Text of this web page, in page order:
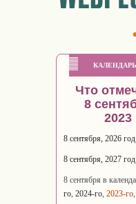
КАЛЕНДАРЬ
Что
8
2023
8 сентября, 2026 год
8 сентября, 2027 год
8 сентября в
го, 2024-го, 2023-го,